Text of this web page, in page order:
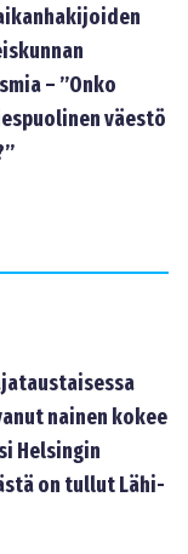
– ”Onko
väestö
nainen kokee
Helsingin
on tullut Lähi-